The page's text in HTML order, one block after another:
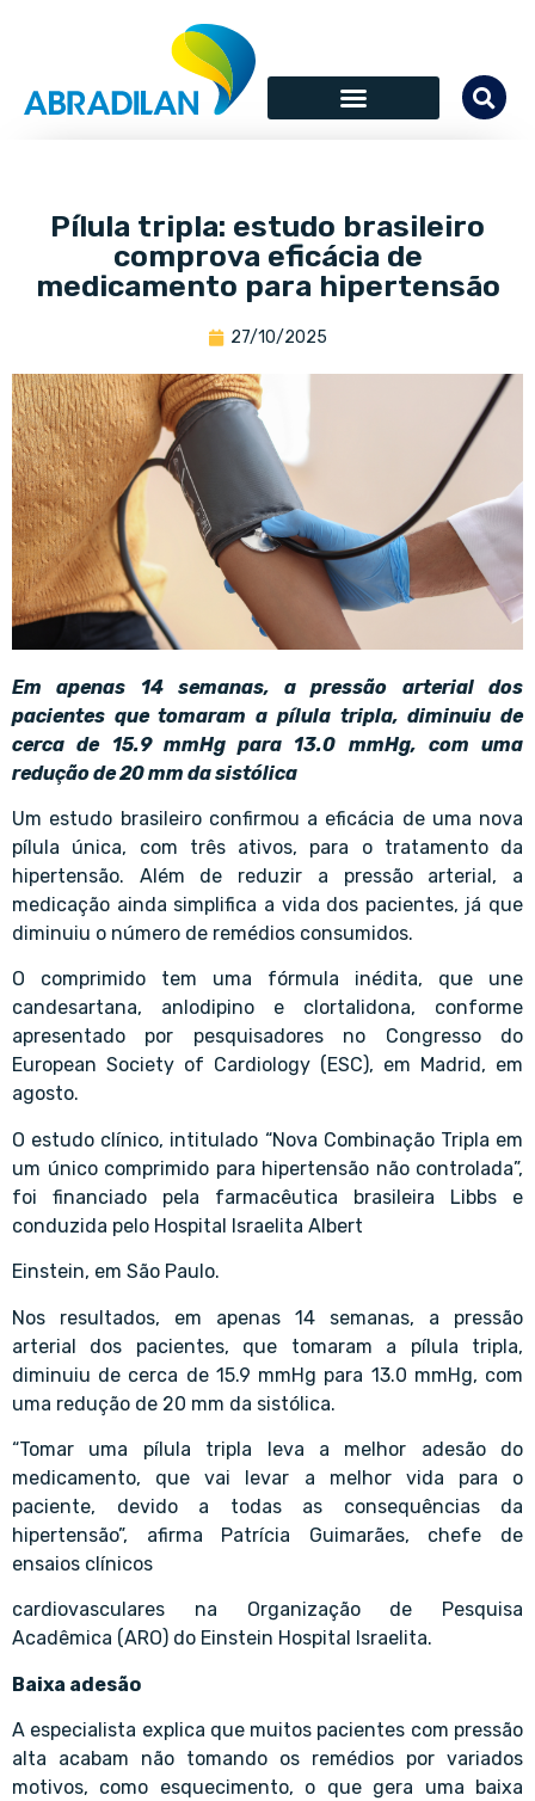
Pílula tripla: estudo brasileiro
comprova eficácia de
medicamento para hipertensão
27/10/2025
Em apenas 14 semanas, a pressão arterial dos
pacientes que tomaram a pílula tripla, diminuiu de
cerca de 15.9 mmHg para 13.0 mmHg, com uma
redução de 20 mm da sistólica
Um estudo brasileiro confirmou a eficácia de uma nova
pílula única, com três ativos, para o tratamento da
hipertensão. Além de reduzir a pressão arterial, a
medicação ainda simplifica a vida dos pacientes, já que
diminuiu o número de remédios consumidos.
O comprimido tem uma fórmula inédita, que une
candesartana, anlodipino e clortalidona, conforme
apresentado por pesquisadores no Congresso do
European Society of Cardiology (ESC), em Madrid, em
agosto.
O estudo clínico, intitulado “Nova Combinação Tripla em
um único comprimido para hipertensão não controlada”,
foi financiado pela farmacêutica brasileira Libbs e
conduzida pelo Hospital Israelita Albert
Einstein, em São Paulo.
Nos resultados, em apenas 14 semanas, a pressão
arterial dos pacientes, que tomaram a pílula tripla,
diminuiu de cerca de 15.9 mmHg para 13.0 mmHg, com
uma redução de 20 mm da sistólica.
“Tomar uma pílula tripla leva a melhor adesão do
medicamento, que vai levar a melhor vida para o
paciente, devido a todas as consequências da
hipertensão”, afirma Patrícia Guimarães, chefe de
ensaios clínicos
cardiovasculares na Organização de Pesquisa
Acadêmica (ARO) do Einstein Hospital Israelita.
Baixa adesão
A especialista explica que muitos pacientes com pressão
alta acabam não tomando os remédios por variados
motivos, como esquecimento, o que gera uma baixa